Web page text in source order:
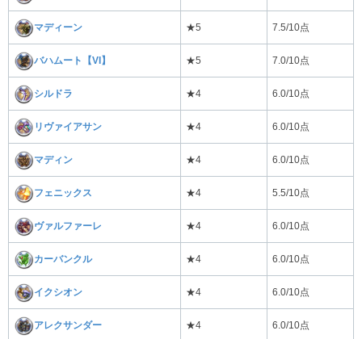
マディーン ★5 7.5/10点
バハムート【VI】 ★5 7.0/10点
シルドラ ★4 6.0/10点
リヴァイアサン ★4 6.0/10点
マディン ★4 6.0/10点
フェニックス ★4 5.5/10点
ヴァルファーレ ★4 6.0/10点
カーバンクル ★4 6.0/10点
イクシオン ★4 6.0/10点
アレクサンダー ★4 6.0/10点